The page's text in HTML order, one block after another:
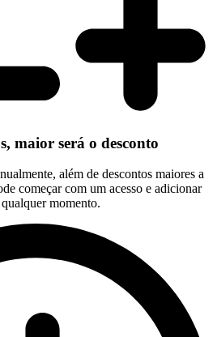
maior será o desconto
além de descontos maiores a
começar com um acesso e adicionar
momento.